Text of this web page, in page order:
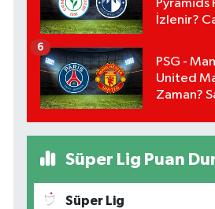
Pyramids
İzlenir?
PSG -
United
Zaman?
6
Süper Lig Puan
Süper Lig